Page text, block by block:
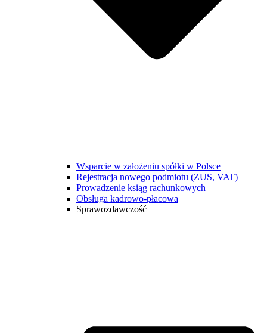
Wsparcie w założeniu spółki w Polsce
Rejestracja nowego podmiotu (ZUS, VAT)
Prowadzenie ksiąg rachunkowych
Obsługa kadrowo-płacowa
Sprawozdawczość